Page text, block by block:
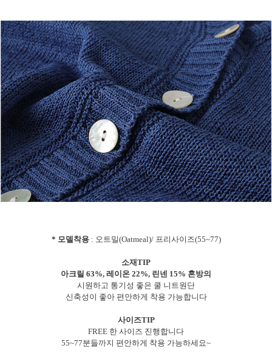
* 모델착용: 오트밀(Oatmeal)/ 프리사이즈(55~77)
소재TIP
아크릴 63%, 레이온 22%, 린넨 15% 혼방의
시원하고 통기성 좋은 쿨 니트원단
신축성이 좋아 편안하게 착용 가능합니다
사이즈TIP
FREE 한 사이즈 진행합니다
55~77분들까지 편안하게 착용 가능하세요~